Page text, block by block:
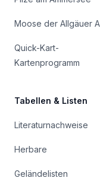
Moose der Allgäuer
Quick-Kart-
Kartenprogramm
Tabellen & Listen
Literaturnachweise
Herbare
Geländelisten